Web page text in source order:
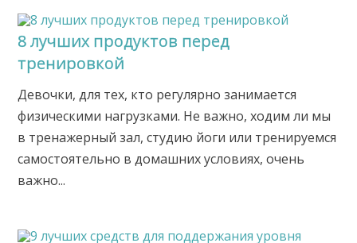
8 лучших продуктов перед
тренировкой
Девочки, для тех, кто регулярно занимается
физическими нагрузками. Не важно, ходим ли мы
в тренажерный зал, студию йоги или тренируемся
самостоятельно в домашних условиях, очень
важно...